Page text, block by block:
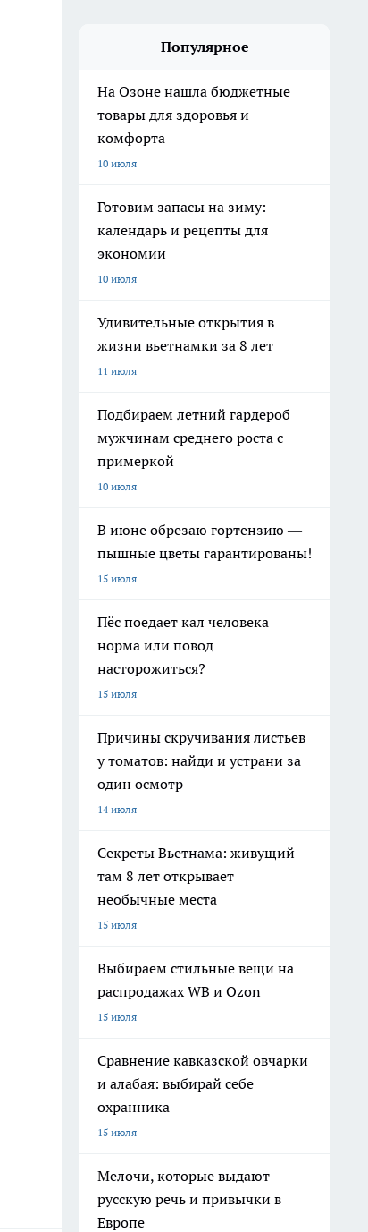
Популярное
На Озоне нашла бюджетные
товары для здоровья и
комфорта
10 июля
Готовим запасы на зиму:
календарь и рецепты для
экономии
10 июля
Удивительные открытия в
жизни вьетнамки за 8 лет
11 июля
Подбираем летний гардероб
мужчинам среднего роста с
примеркой
10 июля
В июне обрезаю гортензию —
пышные цветы гарантированы!
15 июля
Пёс поедает кал человека –
норма или повод
насторожиться?
15 июля
Причины скручивания листьев
у томатов: найди и устрани за
один осмотр
14 июля
Секреты Вьетнама: живущий
там 8 лет открывает
необычные места
15 июля
Выбираем стильные вещи на
распродажах WB и Ozon
15 июля
Сравнение кавказской овчарки
и алабая: выбирай себе
охранника
15 июля
Мелочи, которые выдают
русскую речь и привычки в
Европе